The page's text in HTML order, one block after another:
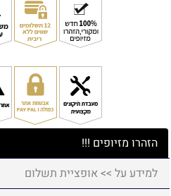
הזהרו מזיופים !!!
למידע על >> אופציית תשלום